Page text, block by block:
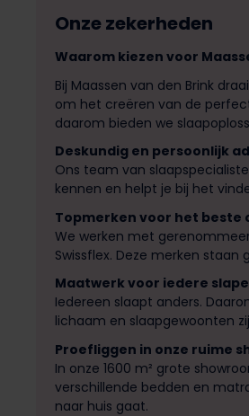
Onze zekerheden
Waarom kiezen voor
Bij Maassen van den Brink
om het creëren van de
daarom bieden we
Deskundig en persoonlijk
Ons team van
kennen en helpt je bij het
Topmerken voor het beste
We werken met
Swissflex. Deze merken
Maatwerk voor iedere
Iedereen slaapt anders.
lichaam en slaapgewoonten
Proefliggen in onze ruime
In onze 1600 m² grote
verschillende bedden en
naar huis gaat.